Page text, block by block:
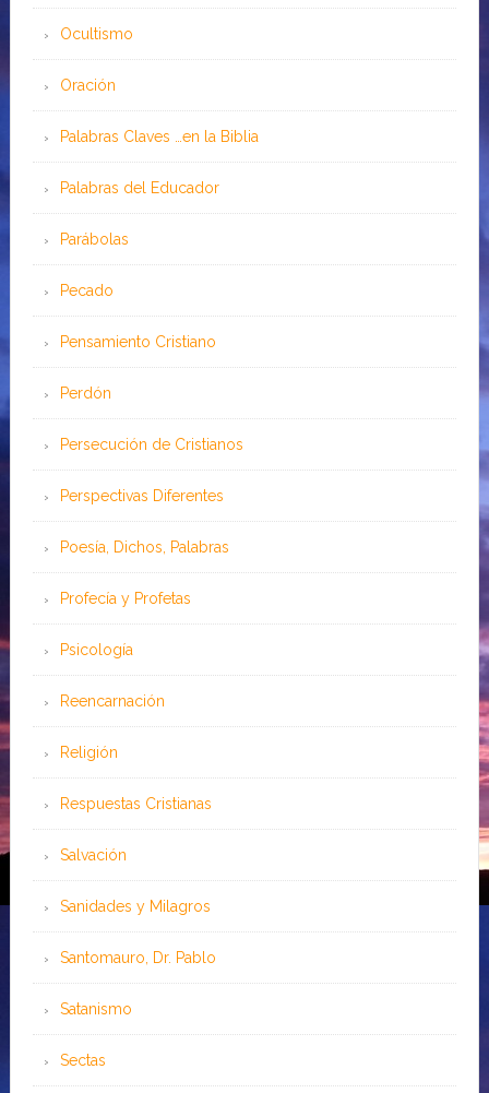
Ocultismo
Oración
Palabras Claves …en la Biblia
Palabras del Educador
Parábolas
Pecado
Pensamiento Cristiano
Perdón
Persecución de Cristianos
Perspectivas Diferentes
Poesía, Dichos, Palabras
Profecía y Profetas
Psicología
Reencarnación
Religión
Respuestas Cristianas
Salvación
Sanidades y Milagros
Santomauro, Dr. Pablo
Satanismo
Sectas